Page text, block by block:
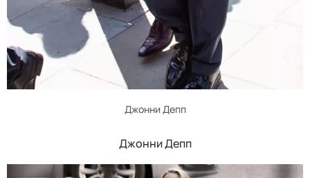
Джонни Депп
Джонни Депп